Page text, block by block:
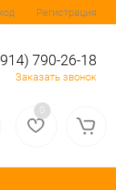
Регистрация
790-26-18
Заказать звонок
0